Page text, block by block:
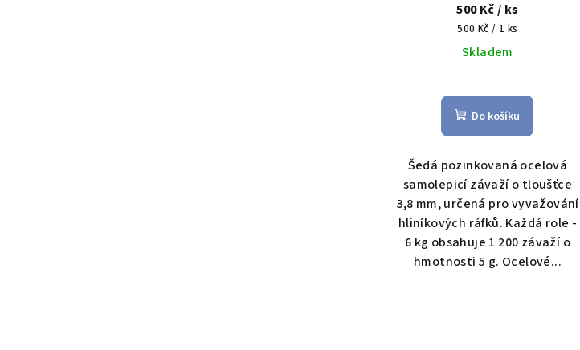
500 Kč/ ks
Měrná
cena:
500 Kč / 1 ks
Skladem
Do košíku
Šedá pozinkovaná ocelová
samolepicí závaží o tloušťce
3,8 mm, určená pro vyvažování
hliníkových ráfků. Každá role -
6 kg obsahuje 1 200 závaží o
hmotnosti 5 g. Ocelové...